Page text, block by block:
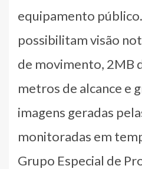
equipamento
possibilitam visão
de movimento, 2MB
metros de alcance e
imagens geradas
monitoradas em
Grupo Especial de